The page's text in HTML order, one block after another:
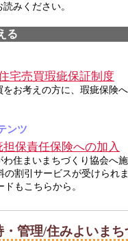
みください。
る
宅売買瑕疵保証制度
お考えの方に、瑕疵保険
ンツ
保責任保険への加入
住まいまちづくり協会へ
の割引サービスが受けられ
もこちらから。
管理/住みよいまち